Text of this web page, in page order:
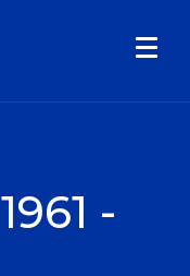
1961 -